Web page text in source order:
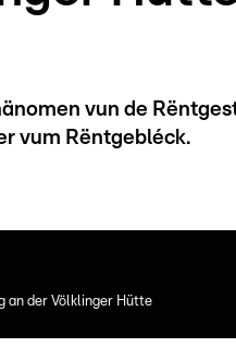
vun de
vum Rëntgebléck.
an der Völklinger Hütte